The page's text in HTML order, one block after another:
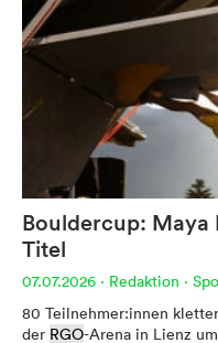
Bouldercup: Maya
Titel
07.07.2026 · Redaktion ·
80 Teilnehmer:innen
der RGO-Arena in Lienz
Anzeigenpreise
Reichweite /
Anfragen /
Mein Dolomitenstadt.at
Anmelden
Registrieren
FAQ & Service